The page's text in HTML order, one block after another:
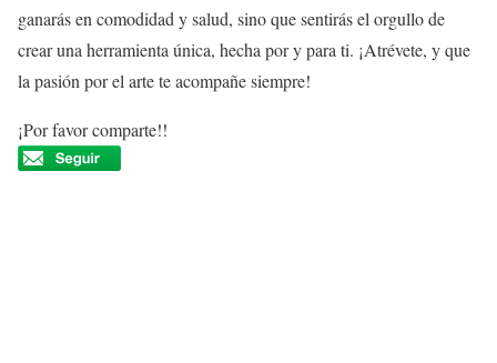
ganarás en comodidad y salud, sino que sentirás el orgullo de
crear una herramienta única, hecha por y para ti. ¡Atrévete, y que
la pasión por el arte te acompañe siempre!
¡Por favor comparte!!